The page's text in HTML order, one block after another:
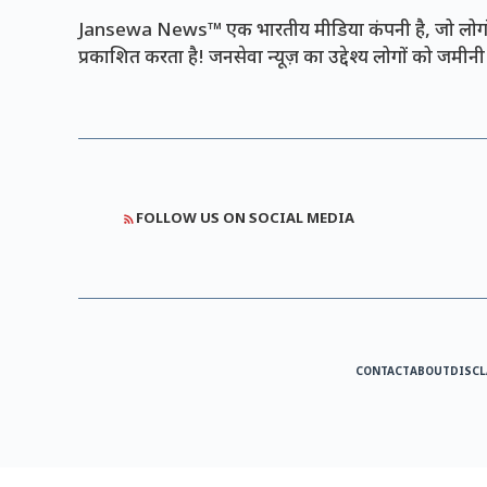
Jansewa News™ एक भारतीय मीडिया कंपनी है, जो
प्रकाशित करता है! जनसेवा न्यूज़ का उद्देश्य लोगों को
FOLLOW US ON SOCIAL MEDIA
CONTACTABOUT